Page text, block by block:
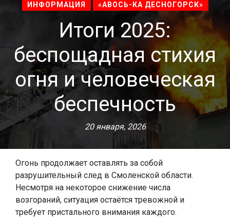
ИНФОРМАЦИЯ «АВОСЬ-КА ДЕСНОГОРСК»
Итоги 2025:
беспощадная стихия
огня и человеческая
беспечность
20 января, 2026
Огонь продолжает оставлять за собой
разрушительный след в Смоленской области.
Несмотря на некоторое снижение числа
возгораний, ситуация остаётся тревожной и
требует пристального внимания каждого.